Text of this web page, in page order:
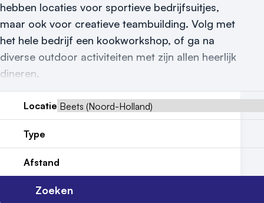
Vraag locatie aan
Locatiegids
Meld locatie aan
Nieuws
Reviews (5⭐️)
Contact
hebben locaties voor sportieve bedrijfsuitjes,
maar ook voor creatieve teambuilding. Volg met
het hele bedrijf een kookworkshop, of ga na
diverse outdoor activiteiten met zijn allen heerlijk
dineren.
Locatie
Type
Afstand
Zoeken